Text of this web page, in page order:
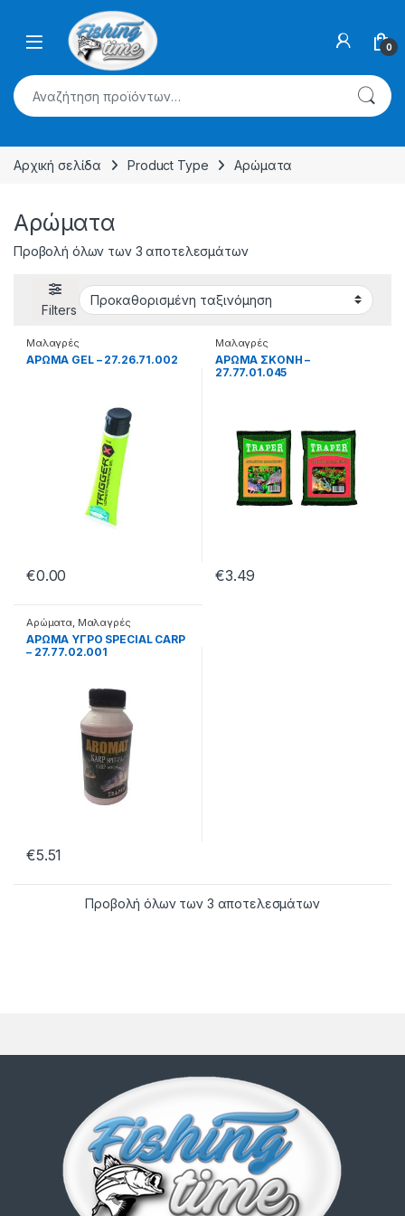
Skip to navigation
0
Αναζήτηση για:
Αρχική σελίδα Product Type Αρώματα
Αρώματα
Προβολή όλων των 3 αποτελεσμάτων
Filters
Μαλαγρές
ΑΡΩΜΑ GEL – 27.26.71.002
€0.00
Μαλαγρές
ΑΡΩΜΑ ΣΚΟΝΗ –
27.77.01.045
€3.49
Αρώματα, Μαλαγρές
ΑΡΩΜΑ ΥΓΡΟ SPECIAL CARP
– 27.77.02.001
€5.51
Προβολή όλων των 3 αποτελεσμάτων